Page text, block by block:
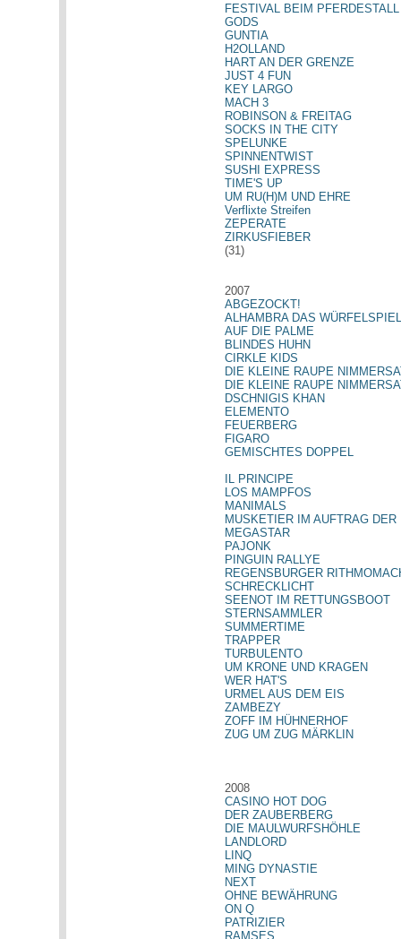
FESTIVAL BEIM PFERDESTALL
GODS
GUNTIA
H2OLLAND
HART AN DER GRENZE
JUST 4 FUN
KEY LARGO
MACH 3
ROBINSON & FREITAG
SOCKS IN THE CITY
SPELUNKE
SPINNENTWIST
SUSHI EXPRESS
TIME'S UP
UM RU(H)M UND EHRE
Verflixte Streifen
ZEPERATE
ZIRKUSFIEBER
(31)
2007
ABGEZOCKT!
ALHAMBRA DAS
AUF DIE PALME
BLINDES HUHN
CIRKLE KIDS
DIE KLEINE RAUPE
DIE KLEINE RAUPE
DSCHNIGIS KHAN
ELEMENTO
FEUERBERG
FIGARO
GEMISCHTES DOPPEL
IL PRINCIPE
LOS MAMPFOS
MANIMALS
MUSKETIER IM AUFTRAG DER
MEGASTAR
PAJONK
PINGUIN RALLYE
REGENSBURGER
SCHRECKLICHT
SEENOT IM RETTUNGSBOOT
STERNSAMMLER
SUMMERTIME
TRAPPER
TURBULENTO
UM KRONE UND KRAGEN
WER HAT'S
URMEL AUS DEM EIS
ZAMBEZY
ZOFF IM HÜHNERHOF
ZUG UM ZUG MÄRKLIN
2008
CASINO HOT DOG
DER ZAUBERBERG
DIE MAULWURFSHÖHLE
LANDLORD
LINQ
MING DYNASTIE
NEXT
OHNE BEWÄHRUNG
ON Q
PATRIZIER
RAMSES